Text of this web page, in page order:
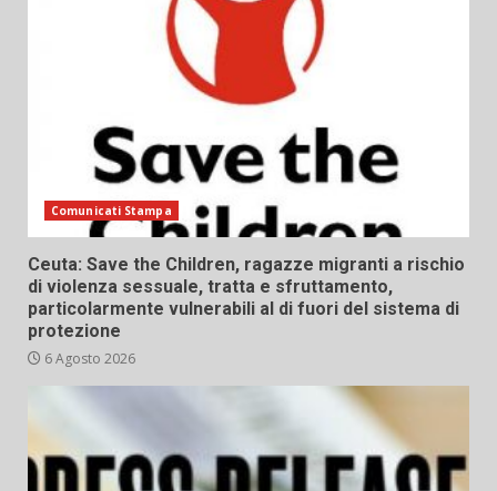
Comunicati Stampa
Ceuta: Save the Children, ragazze migranti a rischio
di violenza sessuale, tratta e sfruttamento,
particolarmente vulnerabili al di fuori del sistema di
protezione
6 Agosto 2026